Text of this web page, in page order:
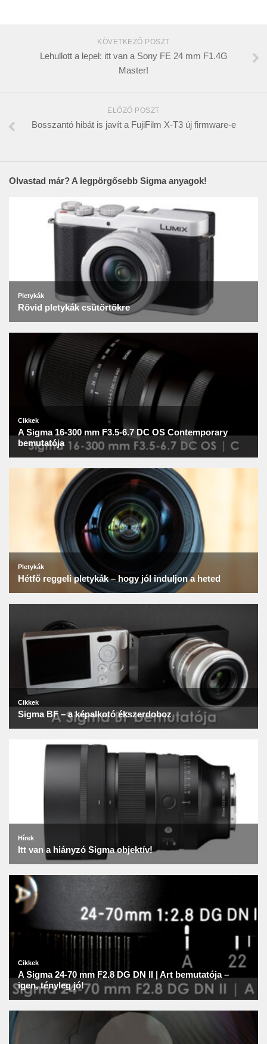
KÖVETKEZŐ POSZT
Lehullott a lepel: itt van a Sony FE 24 mm F1.4G
Master!
ELŐZŐ POSZT
Bosszantó hibát is javít a FujiFilm X-T3 új firmware-e
Olvastad már? A legpörgősebb Sigma anyagok!